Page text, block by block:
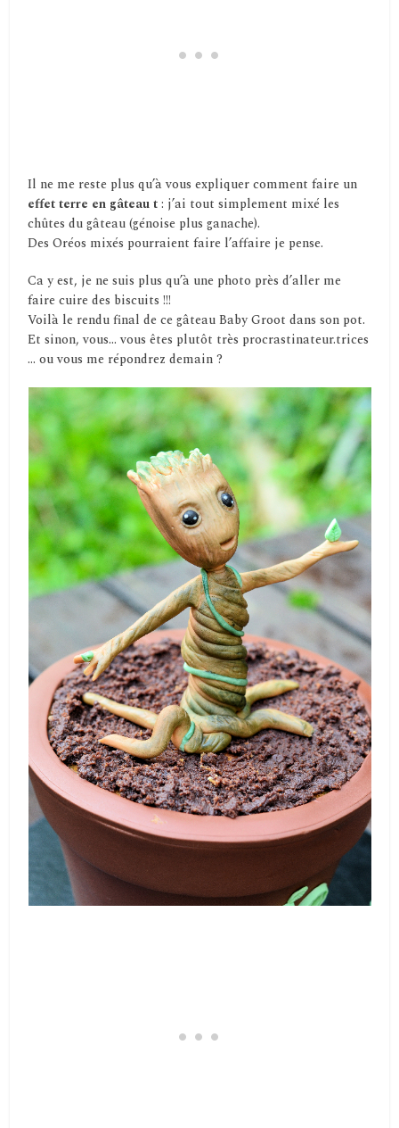
Il ne me reste plus qu’à vous expliquer comment faire un
effet terre en gâteau t: j’ai tout simplement mixé les
chûtes du gâteau (génoise plus ganache).
Des Oréos mixés pourraient faire l’affaire je pense.
Ca y est, je ne suis plus qu’à une photo près d’aller me
faire cuire des biscuits !!!
Voilà le rendu final de ce gâteau Baby Groot dans son pot.
Et sinon, vous… vous êtes plutôt très procrastinateur.trices
… ou vous me répondrez demain ?